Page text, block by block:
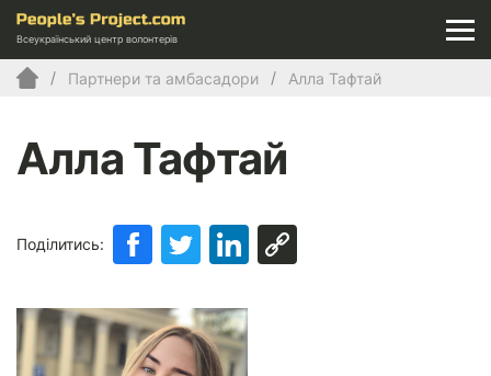
Всеукраїнський центр волонтерів
Партнери та амбасадори Алла Тафтай
Алла Тафтай
Поділитись: